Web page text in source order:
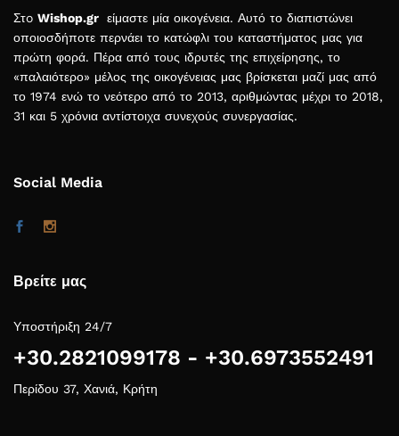
Στo Wishop.gr είμαστε μία οικογένεια. Αυτό το διαπιστώνει
οποιοσδήποτε περνάει το κατώφλι του καταστήματος μας για
πρώτη φορά. Πέρα από τους ιδρυτές της επιχείρησης, το
«παλαιότερο» μέλος της οικογένειας μας βρίσκεται μαζί μας από
το 1974 ενώ το νεότερο από το 2013, αριθμώντας μέχρι το 2018,
31 και 5 χρόνια αντίστοιχα συνεχούς συνεργασίας.
Social Media
Βρείτε μας
Υποστήριξη 24/7
+30.2821099178 - +30.6973552491
Περίδου 37, Χανιά, Κρήτη